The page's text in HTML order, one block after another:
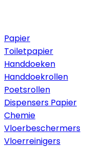
Papier
Toiletpapier
Handdoeken
Handdoekrollen
Poetsrollen
Dispensers Papier
Chemie
Vloerbeschermers
Vloerreinigers